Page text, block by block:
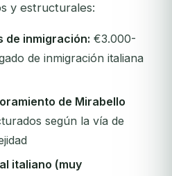
y estructurales:
de inmigración: €3.000-
de inmigración italiana
de Mirabello
según la vía de
italiano (muy